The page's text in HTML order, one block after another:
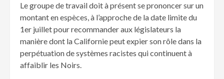
Le groupe de travail doit à présent se prononcer sur un
montant en espèces, à l’approche de la date limite du
1er juillet pour recommander aux législateurs la
manière dont la Californie peut expier son rôle dans la
perpétuation de systèmes racistes qui continuent à
affaiblir les Noirs.